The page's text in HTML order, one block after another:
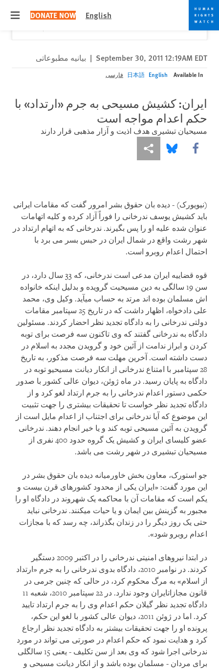
Skip
to
cookie
privacy
notice
Skip
to
main
content
English
DONATE NOW
Would you like to read this page in English?
Close
September 30, 2011 12:19AM EDT
| بیانیه مطبوعاتی
Available In
English
日本語 فارسی
ایران: کشیش مسیحی به جرم «ارتداد» با
حکم اعدام مواجه است
مسیحیان تبشیری هدف اذیت و آزار مذهبی قرار دارند
Share this via Facebook
Share this via Bluesky
More sharing options
(نیویورک) - دیده بان حقوق بشر امرور گفت که مقامات ایرانی
باید کشیش یوسف ندرخانی را فوراً آزاد کرده و کلیه اتهامات
عنوان شده علیه او را پس بگیرند. ندرخانی که به اتهام ارتداد در
شهر رشت واقع در شمال ایران در حبس بسر می برد با
احتمال اعدام روبرو است.
قوه قضاییه ایران مدعی است ندرخانی، که 33 سال دارد، در
سن 19 سالگی به دین مسیحیت گرویده و بدلیل اینکه خانواده
اش مسلمان بوده اند مرتد به حساب می‏آید. وکیل وی، محمد
علی دادخواه، اظهار داشت که در تاریخ 25 سپتامبر مقامات
دولتی ندرخانی را به دادگاه تجدید نظر احضار کردند. مسئولین
دادگاه به ندرخانی گفتند که وی تاکنون سه فرصت برای توبه
کردن و ابراز ندامت از آئین خود و گرویدن مجدد به اسلام در
دست داشته است. آخرین مهلت سه فرصت مذکور، به تاریخ
28 سپتامبر با امتناع ندرخانی از انکار دیانت مسیحیو توبه در
دادگاه به پایان رسید. در ماه ژوئن، دیوان عالی کشور با صدور
حکمی دستور اعدام ندرخانی را به جرم ارتداد لغو کرد و از
دادگاه تجدید نظر خواست تا تحقیقات بیشتری را جهت تثبیت
این موضوع که آیا ندرخانی برای اجتناب از اعدام مایل است از
گرویدن به آئین مسیحی توبه کند و یا خیر انجام دهند. ندرخانی
عضو کلیسای ایران و کشیش یک گروه حدود 400 نفری از
مسیحیان تبشیری در شهر رشت می باشد.
جو استورک، معاون بخش خاورمیانه دیده بان حقوق بشر در
این مورد گفت: «ایران یکی از محدود کشورهای قرن بیست و
یکم است که مقامات آن با محاکمه یک شهروند در دادگاه او را
مجبور به گزینش بین ایمان و یا حیات می‏کنند. ندرخانی نباید
حتی یک روز دیگر را در زندان بگذراند، چه رسد که با مجازات
اعدام روبرو شود».
در ابتدا نیروهای امنیتی ندرخانی را در اکتبر 2009 دستگیر
کردند. در نوامبر 2010، دادگاه بدوی ندرخانی را به جرم «ارتداد
از اسلام» به مرگ محکوم کرد، در حالی که چنین جرمی در
قانون مجازاتایران وجود ندارد. در 22 سپتامبر 2010، شعبه 11
دادگاه تجدید نظر گیلان حکم اعدام وی را به جرم ارتداد تایید
کرد. اما در ژوئن 2011، دیوان عالی کشور با لغو این حکم،
پرونده او را جهت تحقیقات بیشتر به دادگاه تجدید نظر ارجاع
کرد و هدایت نمود که حکم اعدام در صورتی می تواند در مورد
ندرخانی اجرا شود که وی بعد از سن تکلیف - یعنی 15 سالگلی
برای مردان - مسلمان بوده باشد و از انکار دیانت مسیحی و